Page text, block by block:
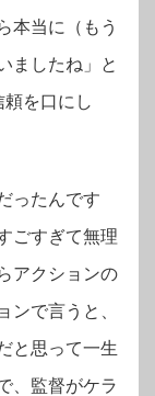
本当に（もう
ましたね」と
を口にし
ったんです
ごすぎて無理
アクションの
ンで言うと、
と思って一生
、監督がケラ